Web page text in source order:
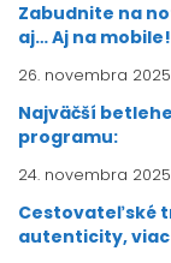
Zabudnite na
aj… Aj na mobile!
26. novembra 2025
Najväčší
programu:
24. novembra 2025
Cestovateľské
autenticity,